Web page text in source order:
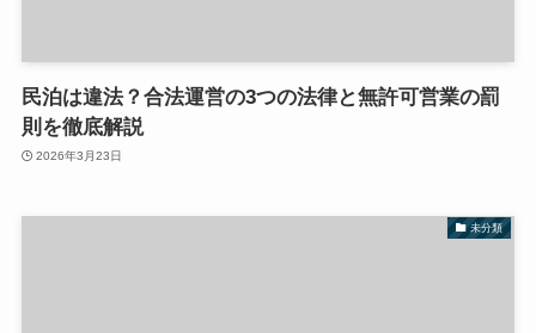
民泊は違法？合法運営の3つの法律と無許可営業の罰
則を徹底解説
2026年3月23日
未分類